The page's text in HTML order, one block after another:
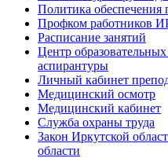
Политика обеспечения
Профком работников
Расписание занятий
Центр
аспирантуры
Личный кабинет
Медицинский осмотр
Медицинский кабинет
Служба охраны труда
Закон Иркутской
области